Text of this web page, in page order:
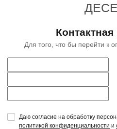
Для того, что бы перейти к
Даю согласие на обработку
политикой конфиденциальности и